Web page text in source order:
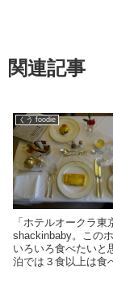
関連記事
くう foodie
「ホテルオークラ
shackinbaby。この
いろいろ食べたいと
泊では３食以上は食